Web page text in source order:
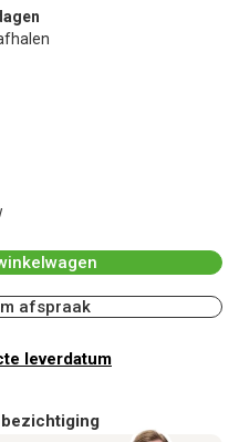
afspraak
leverdatum